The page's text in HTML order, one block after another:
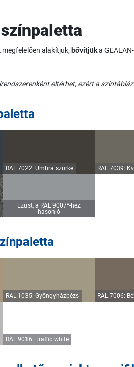
megfelelően alakítjuk, bővítjüka
eltérhet, ezért a
RAL 7022: Umbra szürke RAL 7039:
Ezüst, a RAL 9007*-hez
hasonló
RAL 1035: Gyöngyházbézs RAL 7006:
RAL 9016: Traffic white